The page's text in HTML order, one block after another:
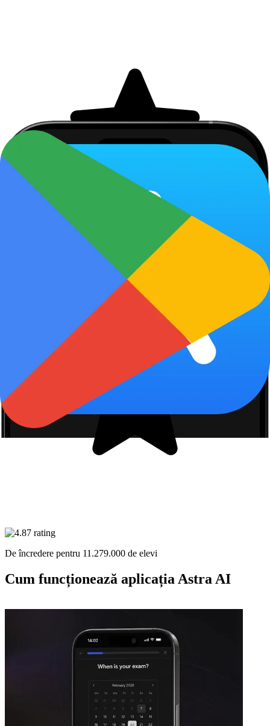
De încredere pentru 11.279.000 de elevi
Cum funcționează aplicația Astra AI